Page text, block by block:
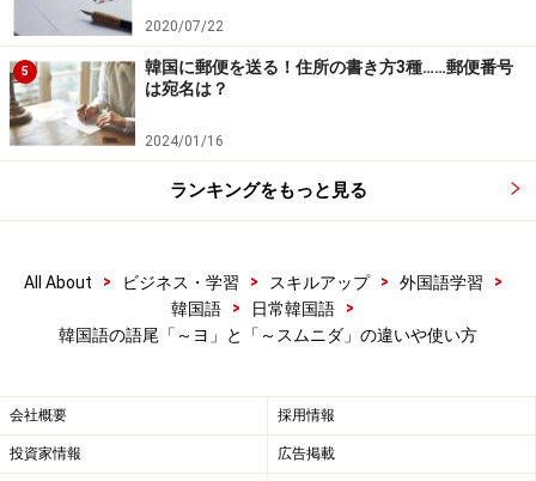
それぞれの語尾はどんなシチュエーション
で使われる？
自分をキリッと見せたいときは、「-(스)ㅂ니다」
「-요」も「-(스)ㅂ니다」も「～です、～ます」にあたる
ので、丁寧な表現といえます。それぞれ、どんなシチュ
エーションで使われることが多いのか、具体的に見てみ
●「-요」は、どんなときに、どんな人が使う？
2020/07/22
5
韓国に郵便を送る！住所の書き方3種……郵便番号
は宛名は？
2024/01/16
ランキングをもっと見る
All About > ビジネス・学習 > スキルアップ > 外国語学習
>
韓国語
> 日常韓国語
>
韓国語の語尾「～ヨ」と「～スムニダ」の違いや使い方
会社概要 採用情報
投資家情報 広告掲載